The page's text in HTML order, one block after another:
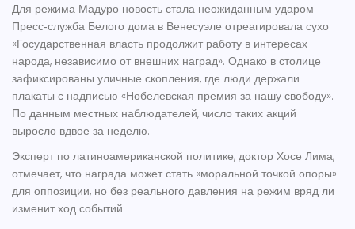
Для режима Мадуро новость стала неожиданным ударом.
Пресс‑служба Белого дома в Венесуэле отреагировала сухо:
«Государственная власть продолжит работу в интересах
народа, независимо от внешних наград». Однако в столице
зафиксированы уличные скопления, где люди держали
плакаты с надписью «Нобелевская премия за нашу свободу».
По данным местных наблюдателей, число таких акций
выросло вдвое за неделю.
Эксперт по латиноамериканской политике, доктор Хосе Лима,
отмечает, что награда может стать «моральной точкой опоры»
для оппозиции, но без реального давления на режим вряд ли
изменит ход событий.